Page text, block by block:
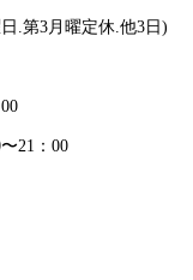
.第3月曜定休.他3日)
21：00